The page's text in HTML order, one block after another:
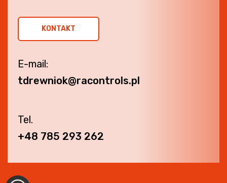
KONTAKT
E-mail:
tdrewniok@racontrols.pl
Tel.
+48 785 293 262